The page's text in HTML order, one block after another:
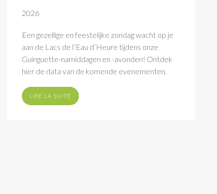
2026
Een gezellige en feestelijke zondag wacht op je
aan de Lacs de l’Eau d’Heure tijdens onze
Guinguette-namiddagen en -avonden! Ontdek
hier de data van de komende evenementen.
LIRE LA SUITE